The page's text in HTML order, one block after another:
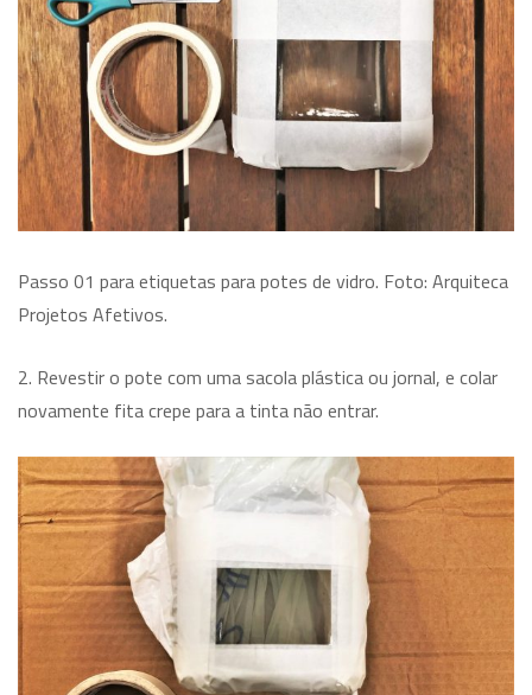
Passo 01 para etiquetas para potes de vidro. Foto: Arquiteca
Projetos Afetivos.
2. Revestir o pote com uma sacola plástica ou jornal, e colar
novamente fita crepe para a tinta não entrar.